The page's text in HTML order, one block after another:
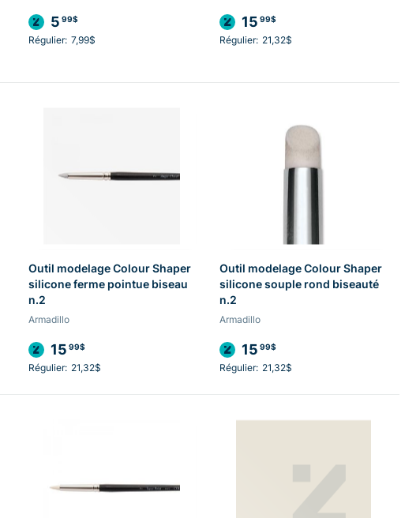
5 99$
Régulier: 7,99$
15 99$
Régulier: 21,32$
Outil modelage Colour Shaper
silicone ferme pointue biseau
n.2
Armadillo
15 99$
Régulier: 21,32$
Outil modelage Colour Shaper
silicone souple rond biseauté
n.2
Armadillo
15 99$
Régulier: 21,32$